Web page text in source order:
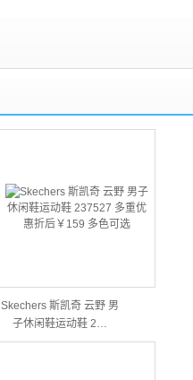
Skechers 斯凯奇 云野 男
子休闲鞋运动鞋 2…